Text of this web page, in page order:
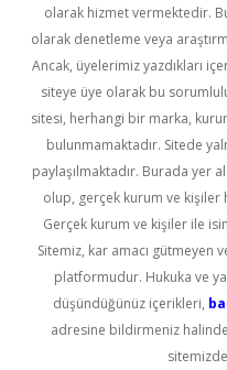
olarak hizmet vermektedir.
olarak denetleme veya
Ancak, üyelerimiz yazdıkları
siteye üye olarak bu
sitesi, herhangi bir marka,
bulunmamaktadır. Sitede
paylaşılmaktadır. Burada yer
olup, gerçek kurum ve kişiler
Gerçek kurum ve kişiler ile
Sitemiz, kar amacı gütmeyen
platformudur. Hukuka ve
düşündüğünüz içerikleri,
adresine bildirmeniz